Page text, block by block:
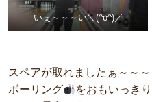
いぇ～～～い＼(^o^)／
スペアが取れましたぁ～～～
ボーリング
をおもいっき